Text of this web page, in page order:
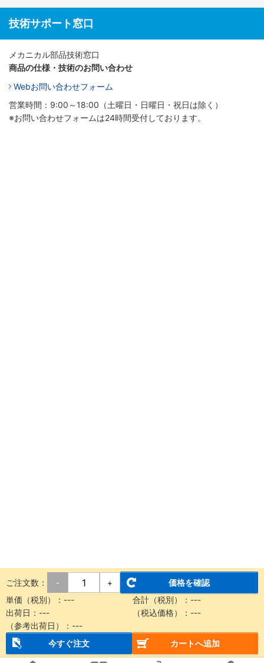
技術サポート窓口
メカニカル部品技術窓口
商品の仕様・技術のお問い合わせ
Webお問い合わせフォーム
営業時間：9:00～18:00（土曜日・日曜日・祝日は除く）
※お問い合わせフォームは24時間受付しております。
ご注文数： - +
価格を確認
単価（税別）： --- 合計（税別）： ---
出荷日： --- （税込価格）： ---
（参考出荷日）： ---
今すぐ注文
カートへ追加